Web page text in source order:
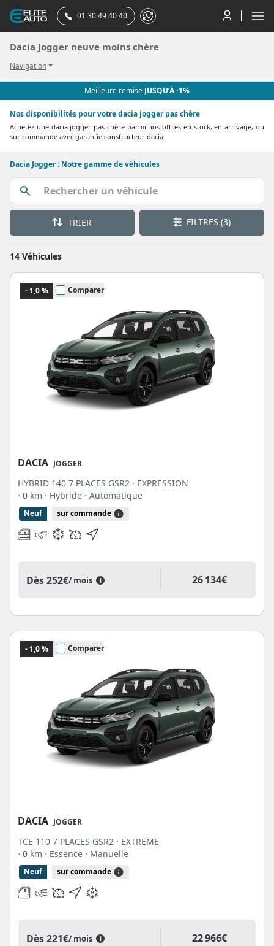
01 30 49 40 40
Dacia Jogger neuve moins chère
Navigation
Meilleure remise JUSQU’À -1%
Nos disponibilités pour votre dacia jogger pas chère
Achetez une dacia jogger pas chère parmi nos offres en stock, en arrivage, ou
sur commande avec garantie constructeur dacia.
Dacia Jogger : Notre gamme de véhicules
TRIER FILTRES(3)
14 Véhicules
- 1,0 % Comparer
DACIA JOGGER
HYBRID 140 7 PLACES GSR2 · EXPRESSION
· 0 km · Hybride · Automatique
Neuf sur commande
Dès252€/ mois i 26 134€
- 1,0 % Comparer
DACIA JOGGER
TCE 110 7 PLACES GSR2 · EXTREME
· 0 km · Essence · Manuelle
Neuf sur commande
Dès221€/ mois i 22 966€